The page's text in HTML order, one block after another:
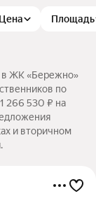
Цена Площадь
в ЖК «Бережно»
по
266 530 ₽ на
и вторичном